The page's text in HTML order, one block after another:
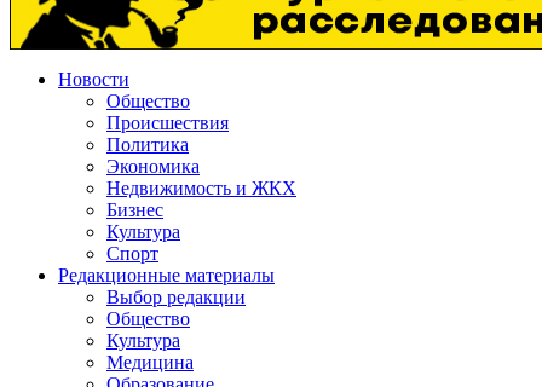
Новости
Общество
Происшествия
Политика
Экономика
Недвижимость и ЖКХ
Бизнес
Культура
Спорт
Редакционные материалы
Выбор редакции
Общество
Культура
Медицина